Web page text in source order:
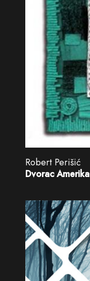
Robert Perišić
Dvorac Amerika